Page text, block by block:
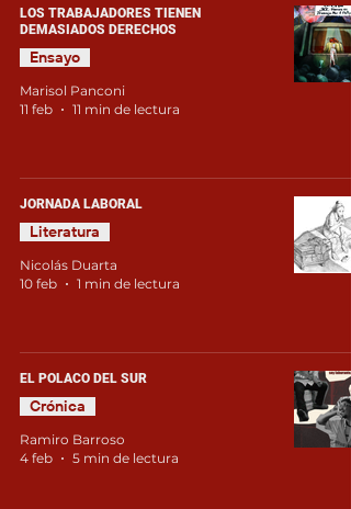
LOS TRABAJADORES TIENEN
DEMASIADOS DERECHOS
Ensayo
Marisol Panconi
11 feb
11 min de lectura
JORNADA LABORAL
Literatura
Nicolás Duarta
10 feb
1 min de lectura
EL POLACO DEL SUR
Crónica
Ramiro Barroso
4 feb
5 min de lectura